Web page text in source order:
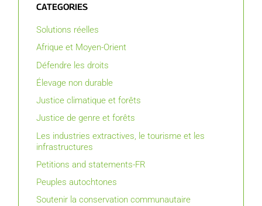
CATEGORIES
Solutions réelles
Afrique et Moyen-Orient
Défendre les droits
Élevage non durable
Justice climatique et forêts
Justice de genre et forêts
Les industries extractives, le tourisme et les
infrastructures
Petitions and statements-FR
Peuples autochtones
Soutenir la conservation communautaire